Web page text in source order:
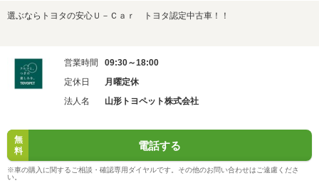
選ぶならトヨタの安心Ｕ－Ｃａｒ トヨタ認定中古車！！
営業時間
09:30～18:00
定休日
月曜定休
法人名
山形トヨペット株式会社
無
料
電話する
※車の購入に関するご相談・確認専用ダイヤルです。その他のお問い合わせはご遠慮くださ
い。